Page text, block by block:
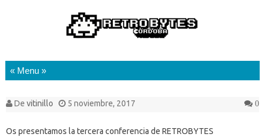
Saltar al contenido
De vitinillo 5 noviembre, 2017 0
Os presentamos la tercera conferencia de RETROBYTES